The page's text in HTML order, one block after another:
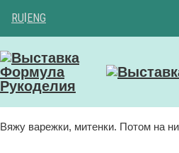
RU ENG
Вяжу варежки, митенки. Потом на